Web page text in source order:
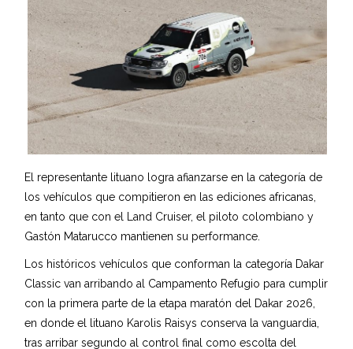
El representante lituano logra afianzarse en la categoría de
los vehículos que compitieron en las ediciones africanas,
en tanto que con el Land Cruiser, el piloto colombiano y
Gastón Matarucco mantienen su performance.
Los históricos vehículos que conforman la categoría Dakar
Classic van arribando al Campamento Refugio para cumplir
con la primera parte de la etapa maratón del Dakar 2026,
en donde el lituano Karolis Raisys conserva la vanguardia,
tras arribar segundo al control final como escolta del